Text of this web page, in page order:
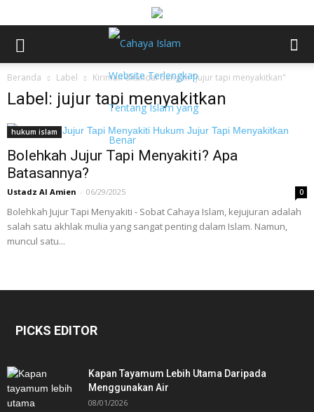
Beranda Label Kiriman ditandai dengan "jujur tapi menyakitkan"
Label: jujur tapi menyakitkan
hukum islam
Bolehkah Jujur Tapi Menyakiti? Apa
Batasannya?
Ustadz Al Amien - 06/29/2025 0
Bolehkah Jujur Tapi Menyakiti - Sobat Cahaya Islam, kejujuran adalah
salah satu akhlak mulia yang sangat penting dalam Islam. Namun,
muncul satu...
PICKS EDITOR
Kapan Tayamum Lebih Utama Daripada
Menggunakan Air
08/01/2026